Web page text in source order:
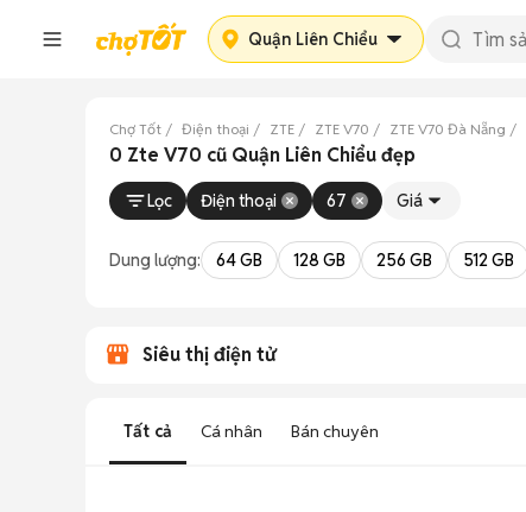
Quận Liên Chiểu
Chợ Tốt Điện thoại ZTE ZTE V70 ZTE V70 Đà Nẵng
0 Zte V70 cũ Quận Liên Chiểu đẹp
Lọc Điện thoại 67 Giá
Dung lượng: 64 GB 128 GB 256 GB 512 GB
Siêu thị điện tử
Tất cả Cá nhân Bán chuyên